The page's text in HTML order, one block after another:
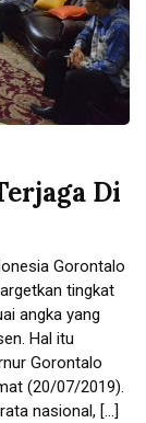
Di
Gorontalo
tingkat
angka yang
Hal itu
Gorontalo
(20/07/2019).
nasional, […]